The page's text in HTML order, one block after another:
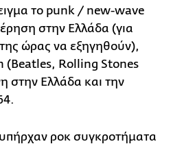
το punk / new-wave
στην Ελλάδα (για
ώρας να εξηγηθούν),
Rolling Stones
στην Ελλάδα και την
ροκ συγκροτήματα